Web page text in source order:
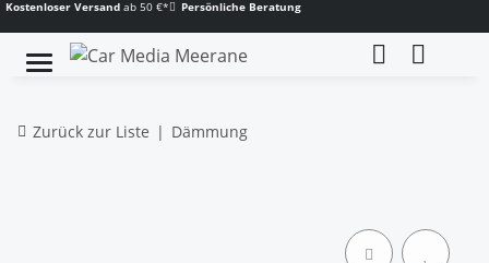
Kostenloser Versand ab 50 €* Persönliche Beratung
Zurück zur Liste Dämmung